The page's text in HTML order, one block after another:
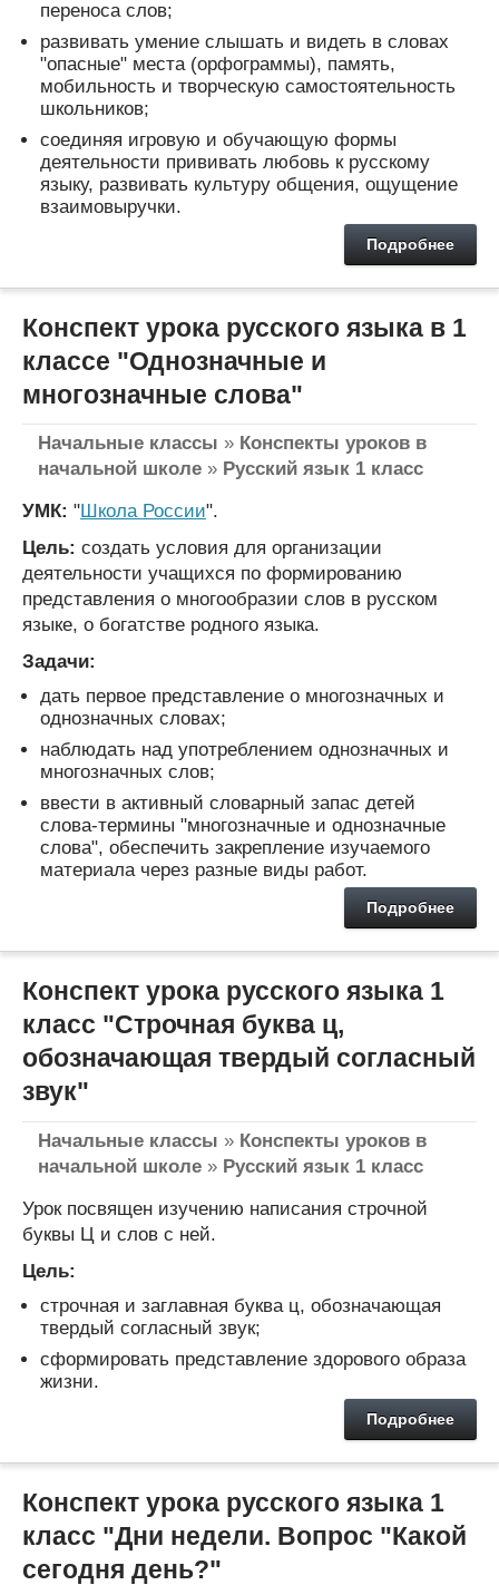
переноса слов;
развивать умение слышать и видеть в словах
"опасные" места (орфограммы), память,
мобильность и творческую самостоятельность
школьников;
соединяя игровую и обучающую формы
деятельности прививать любовь к русскому
языку, развивать культуру общения, ощущение
взаимовыручки.
Подробнее
Конспект урока русского языка в 1
классе "Однозначные и
многозначные слова"
Начальные классы » Конспекты уроков в
начальной школе » Русский язык 1 класс
УМК: "Школа России".
Цель: создать условия для организации
деятельности учащихся по формированию
представления о многообразии слов в русском
языке, о богатстве родного языка.
Задачи:
дать первое представление о многозначных и
однозначных словах;
наблюдать над употреблением однозначных и
многозначных слов;
ввести в активный словарный запас детей
слова-термины "многозначные и однозначные
слова", обеспечить закрепление изучаемого
материала через разные виды работ.
Подробнее
Конспект урока русского языка 1
класс "Строчная буква ц,
обозначающая твердый согласный
звук"
Начальные классы » Конспекты уроков в
начальной школе » Русский язык 1 класс
Урок посвящен изучению написания строчной
буквы Ц и слов с ней.
Цель:
строчная и заглавная буква ц, обозначающая
твердый согласный звук;
сформировать представление здорового образа
жизни.
Подробнее
Конспект урока русского языка 1
класс "Дни недели. Вопрос "Какой
сегодня день?"